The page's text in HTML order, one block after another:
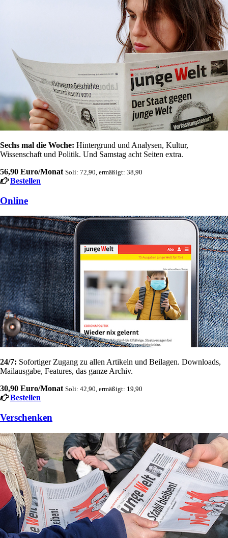
Sechs mal die Woche: Hintergrund und Analysen, Kultur,
Wissenschaft und Politik. Und Samstag acht Seiten extra.
56,90 Euro/Monat Soli: 72,90, ermäßigt: 38,90
Bestellen
Online
24/7: Sofortiger Zugang zu allen Artikeln und Beilagen. Downloads,
Mailausgabe, Features, das ganze Archiv.
30,90 Euro/Monat Soli: 42,90, ermäßigt: 19,90
Bestellen
Verschenken